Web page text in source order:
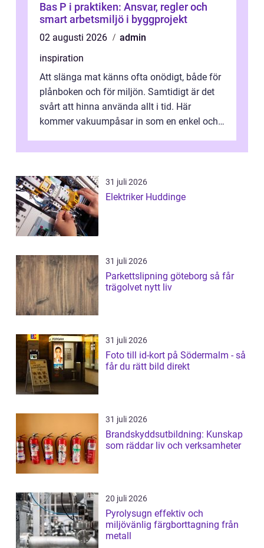
Bas P i praktiken: Ansvar, regler och
smart arbetsmiljö i byggprojekt
02 augusti 2026
admin
inspiration
Att slänga mat känns ofta onödigt, både för
plånboken och för miljön. Samtidigt är det
svårt att hinna använda allt i tid. Här
kommer vakuumpåsar in som en enkel och
31 juli 2026
Elektriker Huddinge
31 juli 2026
Parkettslipning göteborg så får
trägolvet nytt liv
31 juli 2026
Foto till id-kort på Södermalm - så
får du rätt bild direkt
31 juli 2026
Brandskyddsutbildning: Kunskap
som räddar liv och verksamheter
20 juli 2026
Pyrolysugn effektiv och
miljövänlig färgborttagning från
metall